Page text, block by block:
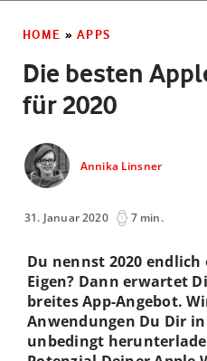
HOME » APPS
Die besten
für 2020
Annika Linsner
31. Januar 2020 7 min.
Du nennst 2020
Eigen? Dann erwartet
breites App-Angebot.
Anwendungen Du Dir
unbedingt